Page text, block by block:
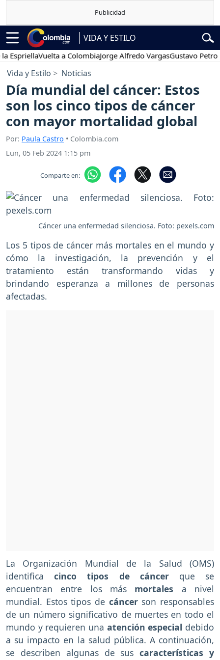
VIDA Y ESTILO
Vuelta a ColombiaJorge Alfredo VargasGustavo Petro
Vida y Estilo Noticias
Día mundial del cáncer: Estos
son los cinco tipos de cáncer
con mayor mortalidad global
Por: Paula Castro • Colombia.com
Lun, 05 Feb 2024 1:15 pm
Comparte en:
Cáncer una enfermedad silenciosa. Foto: pexels.com
Los 5 tipos de cáncer más mortales en el mundo y
cómo la investigación, la prevención y el
tratamiento están transformando vidas y
brindando esperanza a millones de personas
afectadas.
La Organización Mundial de la Salud (OMS)
identifica cinco tipos de cáncer que se
encuentran entre los más mortales a nivel
mundial. Estos tipos de cáncer son responsables
de un número significativo de muertes en todo el
mundo y requieren una atención especial debido
a su impacto en la salud pública. A continuación,
se describen algunas de sus características y